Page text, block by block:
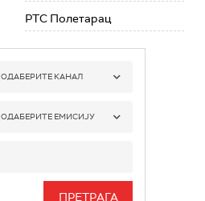
РТС Полетарац
ОДАБЕРИТЕ КАНАЛ
РТС 1
РТС 3
ОДАБЕРИТЕ ЕМИСИЈУ